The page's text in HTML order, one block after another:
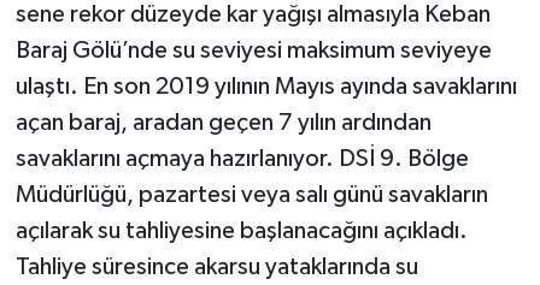
sene rekor düzeyde kar yağışı almasıyla Keban
Baraj Gölü’nde su seviyesi maksimum seviyeye
ulaştı. En son 2019 yılının Mayıs ayında savaklarını
açan baraj, aradan geçen 7 yılın ardından
savaklarını açmaya hazırlanıyor. DSİ 9. Bölge
Müdürlüğü, pazartesi veya salı günü savakların
açılarak su tahliyesine başlanacağını açıkladı.
Tahliye süresince akarsu yataklarında su